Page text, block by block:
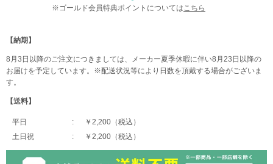
※ゴールド会員特典ポイントについては こちら
【納期】
8月3日以降のご注文につきましては、メーカー夏季休暇に伴い8月23日以降の
お届けを予定しています。※配送状況等により日数を頂戴する場合がございま
す。
【送料】
平日
￥2,200（税込）
土日祝
￥2,200（税込）